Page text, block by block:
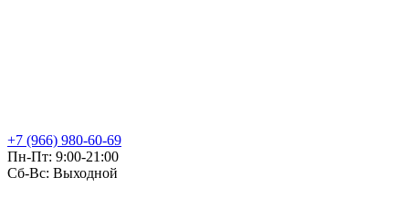
+7 (966) 980-60-69
Пн-Пт: 9:00-21:00
Сб-Вс: Выходной